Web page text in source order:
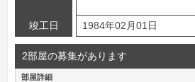
竣工日 1984年02月01日
2部屋の募集があります
部屋詳細